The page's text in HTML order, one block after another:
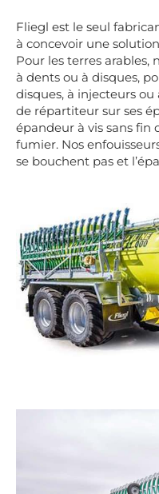
Fliegl est le seul
à concevoir une
Pour les terres arables,
à dents ou à disques,
disques, à injecteurs
de répartiteur sur ses
épandeur à vis sans fin
fumier. Nos
se bouchent pas et